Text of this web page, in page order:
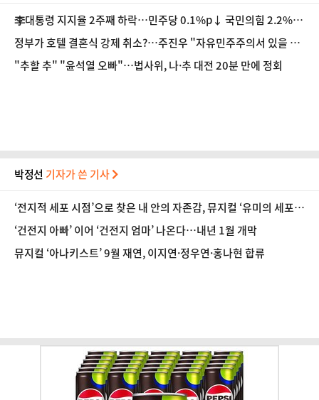
李대통령 지지율 2주째 하락…민주당 0.1%p↓ 국민의힘 2.2%p
↑ [리얼미터]
정부가 호텔 결혼식 강제 취소?…주진우 "자유민주주의서 있을 수
없는 일"
"추할 추" "윤석열 오빠"…법사위, 나·추 대전 20분 만에 정회
박정선 기자가 쓴 기사
‘전지적 세포 시점’으로 찾은 내 안의 자존감, 뮤지컬 ‘유미의 세포
들’ [헬로스테이지]
‘건전지 아빠’ 이어 ‘건전지 엄마’ 나온다…내년 1월 개막
뮤지컬 ‘아나키스트’ 9월 재연, 이지연·정우연·홍나현 합류